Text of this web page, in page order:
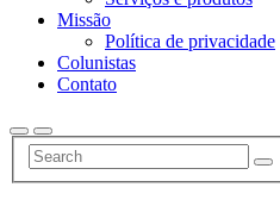
Missão
Política de privacidade
Colunistas
Contato